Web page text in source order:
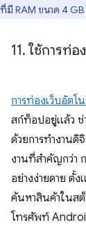
ที่มี RAM ขนาด 4
11. ใช้การท่อ
การท่องเว็บอัต
สก์ท็อปอยู่แล้ว ช่
ด้วยการทำงาน
งานที่สำคัญกว่า
อย่างง่ายดาย ตั้
ค้นหาสินค้าในส
โทรศัพท์